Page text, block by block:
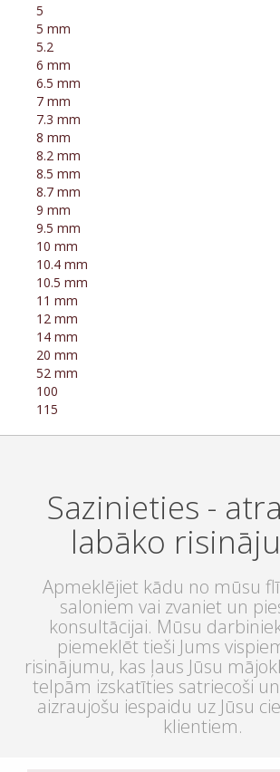
5
5 mm
5.2
6 mm
6.5 mm
7 mm
7.3 mm
8 mm
8.2 mm
8.5 mm
8.7 mm
9 mm
9.5 mm
10 mm
10.4 mm
10.5 mm
11 mm
12 mm
14 mm
20 mm
52 mm
100
115
Sazinieties -
labāko
Apmeklējiet kādu no mūsu
saloniem vai zvaniet un
konsultācijai. Mūsu
piemeklēt tieši Jums
risinājumu, kas ļaus Jūsu
telpām izskatīties satriecoši
aizraujošu iespaidu uz Jūsu
klientiem.